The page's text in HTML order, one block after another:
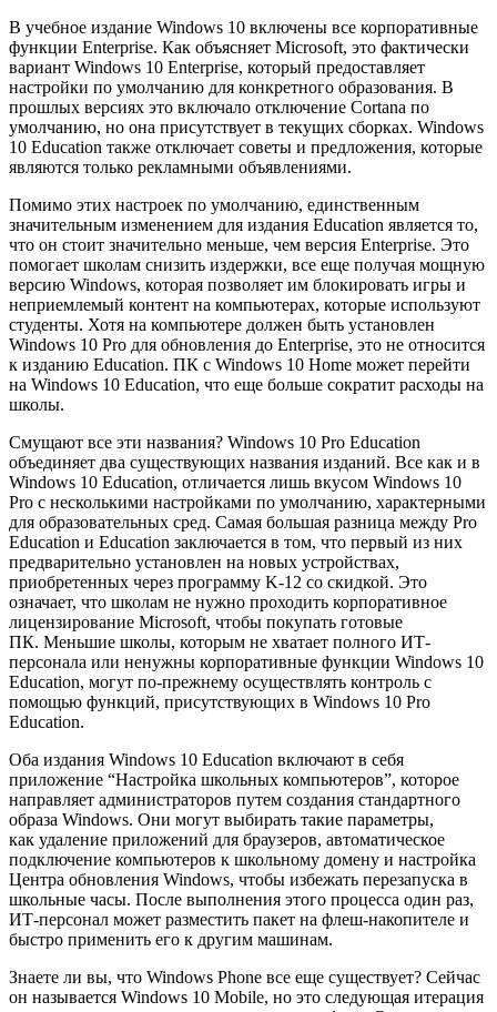
В учебное издание Windows 10 включены все корпоративные
функции Enterprise. Как объясняет Microsoft, это фактически
вариант Windows 10 Enterprise, который предоставляет
настройки по умолчанию для конкретного образования. В
прошлых версиях это включало отключение Cortana по
умолчанию, но она присутствует в текущих сборках. Windows
10 Education также отключает советы и предложения, которые
являются только рекламными объявлениями.
Помимо этих настроек по умолчанию, единственным
значительным изменением для издания Education является то,
что он стоит значительно меньше, чем версия Enterprise. Это
помогает школам снизить издержки, все еще получая мощную
версию Windows, которая позволяет им блокировать игры и
неприемлемый контент на компьютерах, которые используют
студенты. Хотя на компьютере должен быть установлен
Windows 10 Pro для обновления до Enterprise, это не относится
к изданию Education. ПК с Windows 10 Home может перейти
на Windows 10 Education, что еще больше сократит расходы на
школы.
Смущают все эти названия? Windows 10 Pro Education
объединяет два существующих названия изданий. Все как и в
Windows 10 Education, отличается лишь вкусом Windows 10
Pro с несколькими настройками по умолчанию, характерными
для образовательных сред. Самая большая разница между Pro
Education и Education заключается в том, что первый из них
предварительно установлен на новых устройствах,
приобретенных через программу K-12 со скидкой. Это
означает, что школам не нужно проходить корпоративное
лицензирование Microsoft, чтобы покупать готовые
ПК. Меньшие школы, которым не хватает полного ИТ-
персонала или ненужны корпоративные функции Windows 10
Education, могут по-прежнему осуществлять контроль с
помощью функций, присутствующих в Windows 10 Pro
Education.
Оба издания Windows 10 Education включают в себя
приложение “Настройка школьных компьютеров”, которое
направляет администраторов путем создания стандартного
образа Windows. Они могут выбирать такие параметры,
как удаление приложений для браузеров, автоматическое
подключение компьютеров к школьному домену и настройка
Центра обновления Windows, чтобы избежать перезапуска в
школьные часы. После выполнения этого процесса один раз,
ИТ-персонал может разместить пакет на флеш-накопителе и
быстро применить его к другим машинам.
Знаете ли вы, что Windows Phone все еще существует? Сейчас
он называется Windows 10 Mobile, но это следующая итерация